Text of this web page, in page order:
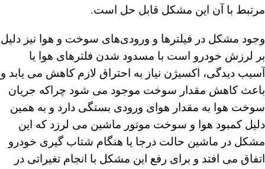
مرتبط با آن این مشکل قابل حل است.
وجود مشکل در فیلترها و ورودی‌های سوخت و هوا نیز دلیل
بر لرزش خودرو است با مسدود شدن فلترهای هوا یا
آسیب دیدگی، اکسیژن نیاز به احتراق لازم کاهش می یابد و
باعث کاهش مقدار سوخت موجود می شود چراکه جریان
سوخت هوا به مقدار هوای ورودی بستگی دارد و به همین
دلیل کمبود هوا و سوخت موتور ماشین می لرزد که این
مشکل در ماشین حالت درجا یا هنگام شتاب گیری خودرو
اتفاق می افتد و برای رفع این مشکل با انجام تغیراتی در